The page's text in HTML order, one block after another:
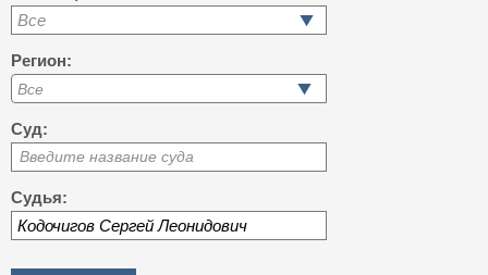
Все
Регион:
Суд:
Введите название суда
Судья: